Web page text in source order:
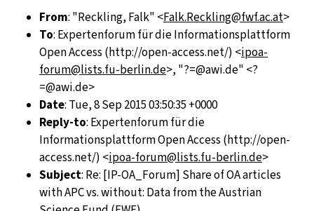
From: "Reckling, Falk" <Falk.Reckling@fwf.ac.at>
To: Expertenforum für die Informationsplattform
Open Access (http://open-access.net/) <ipoa-
forum@lists.fu-berlin.de>, "?=@awi.de" <?
=@awi.de>
Date: Tue, 8 Sep 2015 03:50:35 +0000
Reply-to: Expertenforum für die
Informationsplattform Open Access (http://open-
access.net/) <ipoa-forum@lists.fu-berlin.de>
Subject: Re: [IP-OA_Forum] Share of OA articles
with APC vs. without: Data from the Austrian